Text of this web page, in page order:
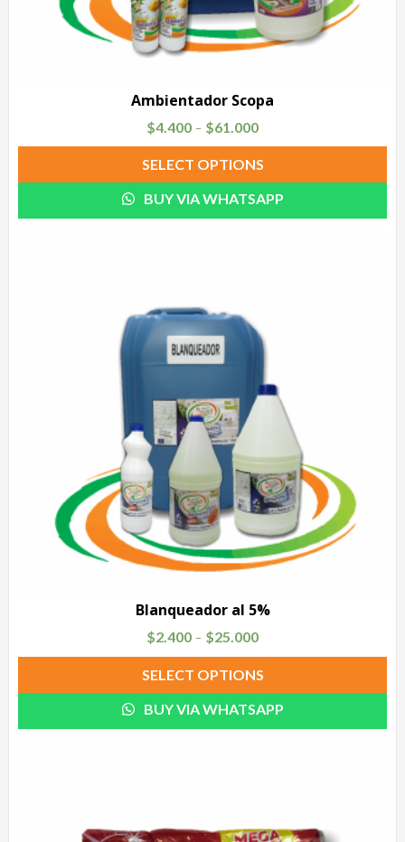
Ambientador Scopa
$4.400 – $61.000
SELECT OPTIONS
BUY VIA WHATSAPP
Blanqueador al 5%
$2.400 – $25.000
SELECT OPTIONS
BUY VIA WHATSAPP